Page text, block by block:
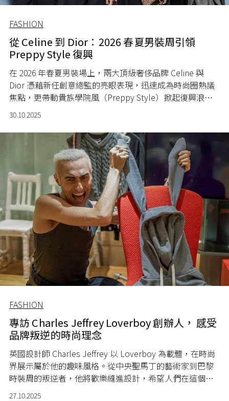
FASHION
從 Celine 到 Dior：2026 春夏男裝周引領
Preppy Style 復興
在 2026 年春夏男裝場上，兩大頂級奢侈品牌 Celine 與
Dior 憑藉新任創意總監的亮眼表現，迅速成為時尚圈熱議
焦點，更帶動貴族學院風（Preppy Style）掀起復興浪
潮，讓這股經典風格再度回到大眾視線。
30.10.2025
FASHION
專訪 Charles Jeffrey Loverboy 創辦人， 感受
品牌叛逆的時尚理念
英國設計師 Charles Jeffrey 以 Loverboy 為載體，在時尚
界展示屬於他的趣味風格。從中央聖馬丁的藝術家到巴黎
時裝周的叛逆者，他將歡樂縫進設計，希望人們在這個不
穩定的時代看到他的作品也能會心一笑。
27.10.2025